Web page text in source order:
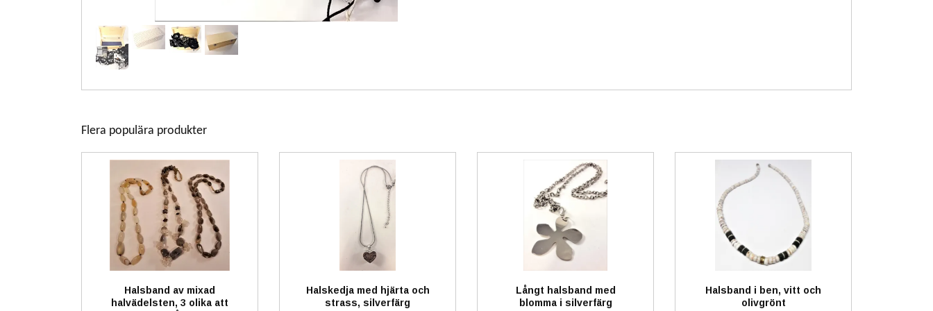
Flera populära produkter
Halsband av mixad
halvädelsten, 3 olika att
Halskedja med hjärta och
strass, silverfärg
Långt halsband med
blomma i silverfärg
Halsband i ben, vitt och
olivgrönt